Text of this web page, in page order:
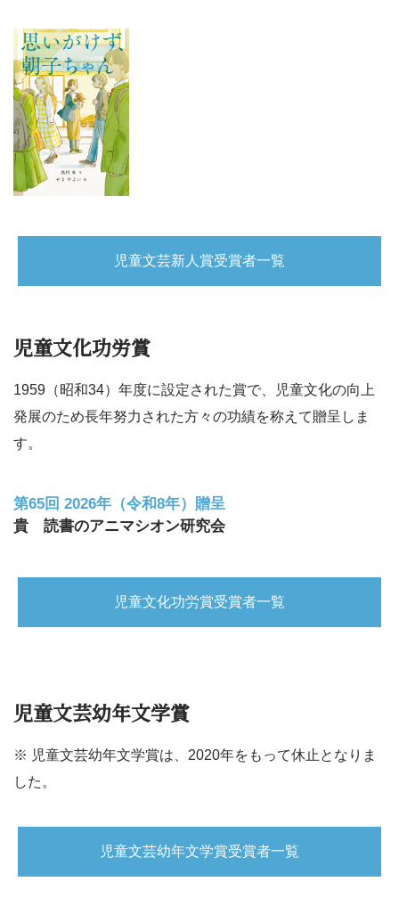
児童文芸新人賞受賞者一覧
児童文化功労賞
1959（昭和34）年度に設定された賞で、児童文化の向上
発展のため長年努力された方々の功績を称えて贈呈しま
す。
第65回 2026年（令和8年）贈呈
貴 読書のアニマシオン研究会
児童文化功労賞受賞者一覧
児童文芸幼年文学賞
※ 児童文芸幼年文学賞は、2020年をもって休止となりま
した。
児童文芸幼年文学賞受賞者一覧